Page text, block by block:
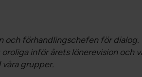
och förhandlingschefen för
inför årets lönerevision och
grupper.